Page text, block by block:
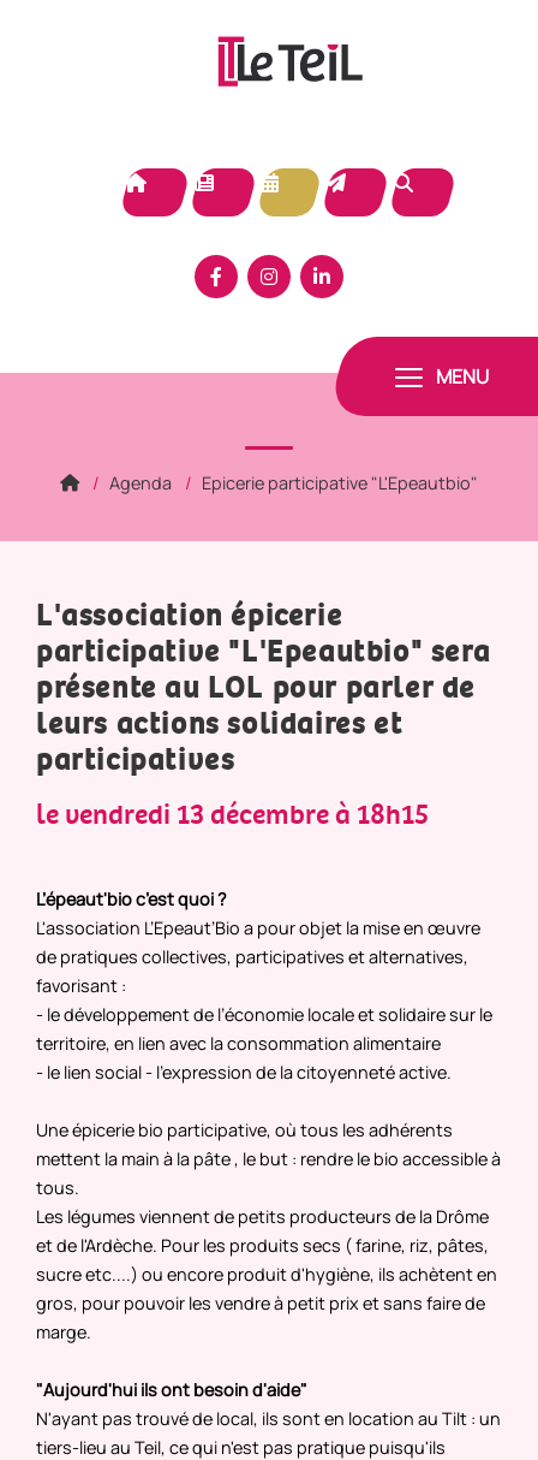
MENU
Agenda Epicerie participative "L'Epeautbio"
L'association épicerie
participative "L'Epeautbio" sera
présente au LOL pour parler de
leurs actions solidaires et
participatives
le vendredi 13 décembre à 18h15
L’épeaut'bio c’est quoi ?
L'association L’Epeaut’Bio a pour objet la mise en œuvre
de pratiques collectives, participatives et alternatives,
favorisant :
- le développement de l’économie locale et solidaire sur le
territoire, en lien avec la consommation alimentaire
- le lien social - l’expression de la citoyenneté active.
Une épicerie bio participative, où tous les adhérents
mettent la main à la pâte , le but : rendre le bio accessible à
tous.
Les légumes viennent de petits producteurs de la Drôme
et de l'Ardèche. Pour les produits secs ( farine, riz, pâtes,
sucre etc....) ou encore produit d'hygiène, ils achètent en
gros, pour pouvoir les vendre à petit prix et sans faire de
marge.
"Aujourd'hui ils ont besoin d'aide"
N'ayant pas trouvé de local, ils sont en location au Tilt : un
tiers-lieu au Teil, ce qui n'est pas pratique puisqu'ils